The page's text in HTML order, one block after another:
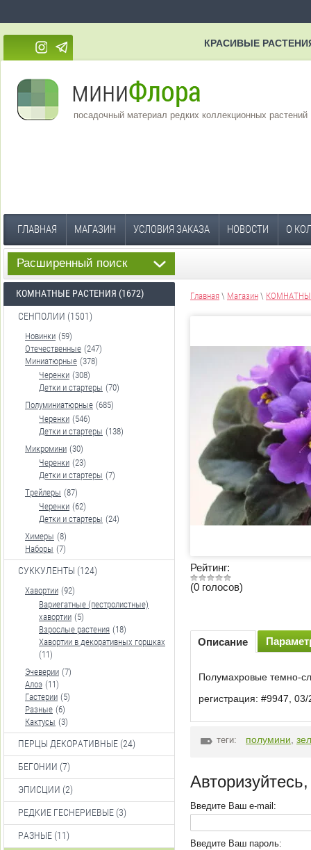
КРАСИВЫЕ
посадочный материал редких коллекционных растений
ГЛАВНАЯ МАГАЗИН УСЛОВИЯ ЗАКАЗА НОВОСТИ О
Расширенный поиск
КОМНАТНЫЕ РАСТЕНИЯ (1672)
СЕНПОЛИИ (1501)
Новинки (59)
Отечественные (247)
Миниатюрные (378)
Черенки (308)
Детки и стартеры (70)
Полуминиатюрные (685)
Черенки (546)
Детки и стартеры (138)
Микромини (30)
Черенки (23)
Детки и стартеры (7)
Трейлеры (87)
Черенки (62)
Детки и стартеры (24)
Химеры (8)
Наборы (7)
СУККУЛЕНТЫ (124)
Хавортии (92)
Вариегатные (пестролистные)
хавортии (5)
Взрослые растения (18)
Хавортии в декоративных горшках
(11)
Эчеверии (7)
Алоэ (11)
Гастерии (5)
Разные (6)
Кактусы (3)
ПЕРЦЫ ДЕКОРАТИВНЫЕ (24)
БЕГОНИИ (7)
ЭПИСЦИИ (2)
РЕДКИЕ ГЕСНЕРИЕВЫЕ (3)
РАЗНЫЕ (11)
Главная \ Магазин \
Рейтинг:
(0 голосов)
Описание
Полумахровые темно-
регистрация: #9947,
теги: полумини
Введите Ваш e-mail:
Введите Ваш пароль: